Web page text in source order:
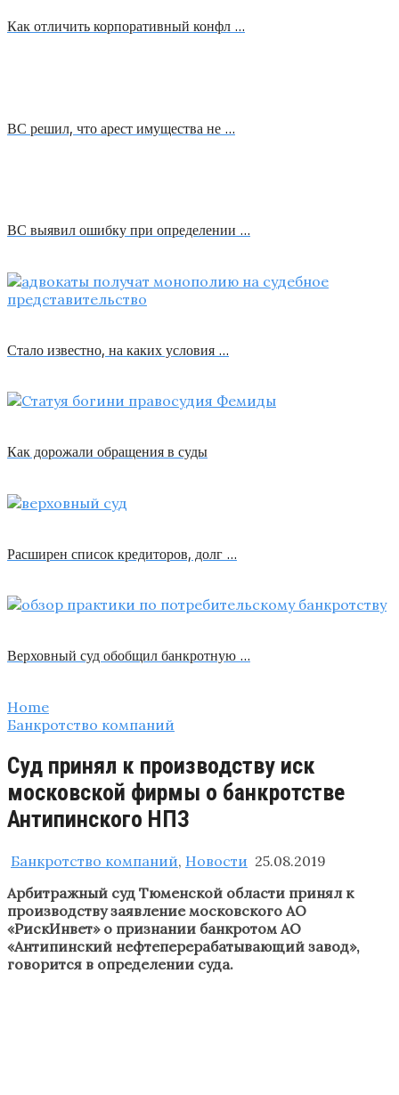
Как отличить корпоративный конфл …
ВС решил, что арест имущества не …
ВС выявил ошибку при определении …
Стало известно, на каких условия …
Как дорожали обращения в суды
Расширен список кредиторов, долг …
Верховный суд обобщил банкротную …
Home
Банкротство компаний
Суд принял к производству иск
московской фирмы о банкротстве
Антипинского НПЗ
Банкротство компаний, Новости 25.08.2019
Арбитражный суд Тюменской области принял к
производству заявление московского АО
«РискИнвет» о признании банкротом АО
«Антипинский нефтеперерабатывающий завод»,
говорится в определении суда.